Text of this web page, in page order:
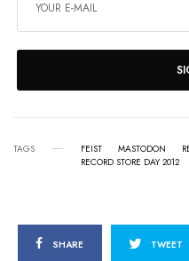
TAGS FEIST MASTODON
RECORD STORE DAY 2012
SHARE TWEET